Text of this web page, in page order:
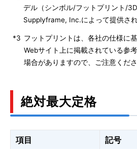
デル（シンボル/フットプリント/
Supplyframe, Inc.によって提供され
*3 フットプリントは、各社の仕様に
Webサイト上に掲載されている参
場合がありますので、ご注意くださ
絶対最大定格
項目 記号